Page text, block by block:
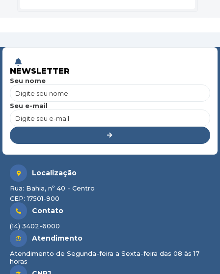
NEWSLETTER
Seu nome
Seu e-mail
Localização
Rua: Bahia, nº 40 - Centro
CEP: 17501-900
Contato
(14) 3402-6000
Atendimento
Atendimento de Segunda-feira a Sexta-feira das 08 às 17
horas